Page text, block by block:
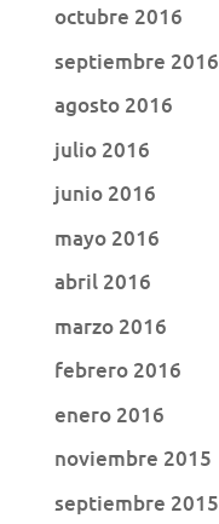
octubre 2016
septiembre 2016
agosto 2016
julio 2016
junio 2016
mayo 2016
abril 2016
marzo 2016
febrero 2016
enero 2016
noviembre 2015
septiembre 2015